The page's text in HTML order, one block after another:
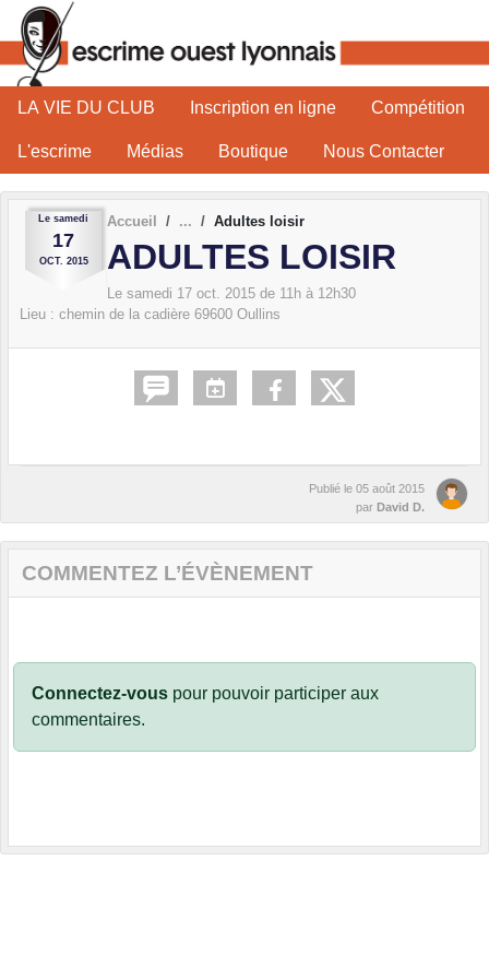
LA VIE DU CLUB Inscription en ligne Compétition
L'escrime Médias Boutique Nous Contacter
Le samedi
17
OCT. 2015
Accueil Adultes loisir
ADULTES LOISIR
Le samedi 17 oct. 2015 de 11h à 12h30
Lieu : chemin de la cadière 69600 Oullins
Publié le 05 août 2015
par David D.
COMMENTEZ L’ÉVÈNEMENT
Connectez-vous pour pouvoir participer aux
commentaires.
Panneau de gestion des cookies